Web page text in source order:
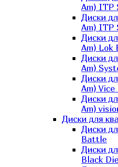
Am) ITP
Диски
Am) ITP
Диски
Am) Lok
Диски
Am)
Диски
Am)
Диски
Am)
Диски для
Диски
Battle
Диски
Black